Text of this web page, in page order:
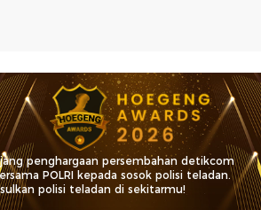
penghargaan persembahan detikcom
POLRI kepada sosok polisi teladan.
polisi teladan di sekitarmu!